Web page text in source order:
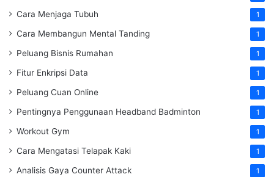
Cara Menjaga Tubuh 1
Cara Membangun Mental Tanding 1
Peluang Bisnis Rumahan 1
Fitur Enkripsi Data 1
Peluang Cuan Online 1
Pentingnya Penggunaan Headband Badminton 1
Workout Gym 1
Cara Mengatasi Telapak Kaki 1
Analisis Gaya Counter Attack 1